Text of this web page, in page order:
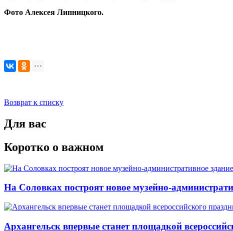
Фото Алексея Липницкого.
Возврат к списку
Для вас
Коротко о важном
На Соловках построят новое музейно-
Архангельск впервые станет площадкой